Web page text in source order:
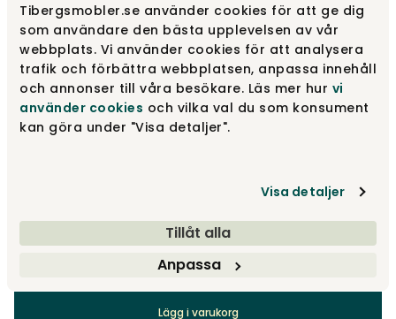
Tibergsmobler.se använder cookies för att ge dig
som användare den bästa upplevelsen av vår
webbplats. Vi använder cookies för att analysera
trafik och förbättra webbplatsen, anpassa innehåll
och annonser till våra besökare. Läs mer hur vi
använder cookies och vilka val du som konsument
kan göra under "Visa detaljer".
Visa detaljer
Tillåt alla
Anpassa
Black 15 200 kr
White/Grey
Lägg i varukorg